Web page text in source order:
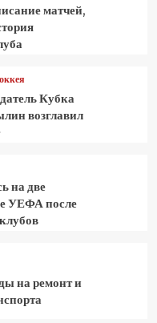
матчей,
Кубка
возглавил
на две
УЕФА после
на ремонт и